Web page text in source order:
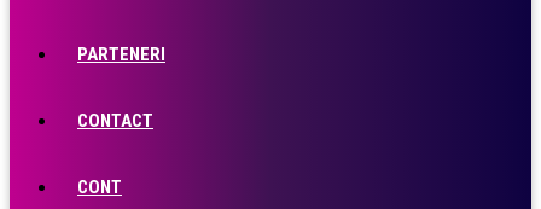
PARTENERI
CONTACT
CONT